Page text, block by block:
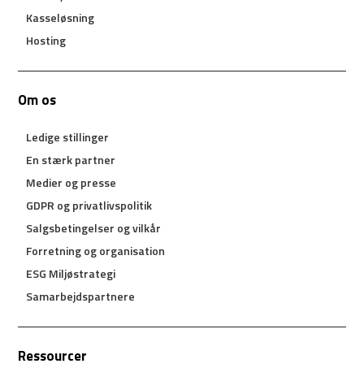
Kasseløsning
Hosting
Om os
Ledige stillinger
En stærk partner
Medier og presse
GDPR og privatlivspolitik
Salgsbetingelser og vilkår
Forretning og organisation
ESG Miljøstrategi
Samarbejdspartnere
Ressourcer